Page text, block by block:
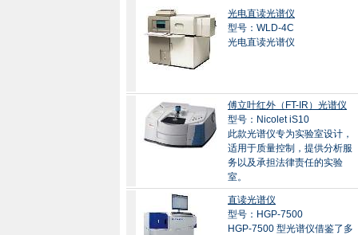
光电直读光谱仪
型号：WLD-4C
光电直读光谱仪
傅立叶红外（FT-IR）光谱仪
型号：Nicolet iS10
此款光谱仪专为实验室设计，
适用于质量控制，提供分析服
务以及承担法律责任的实验
室。
直读光谱仪
型号：HGP-7500
HGP-7500 型光谱仪借鉴了多